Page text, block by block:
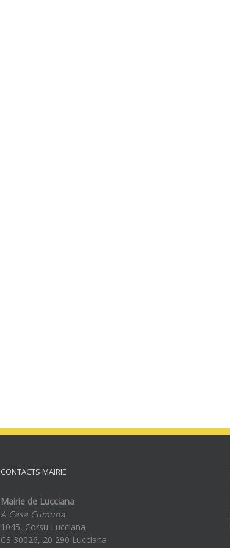
CONTACTS MAIRIE
Mairie de Lucciana
A Casa Cumuna
1045, Corsu Lucciana
CS 30026, 20 290 Lucciana